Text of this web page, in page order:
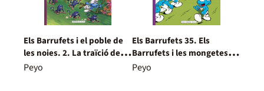
Els Barrufets i el poble de
les noies. 2. La traïció de la
Botó d'Or
Peyo
Els Barrufets 35. Els
Barrufets i les mongetes
malves
Peyo